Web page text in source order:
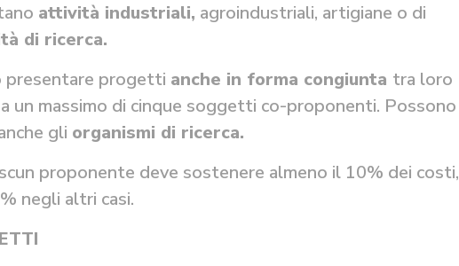
attività industriali, agroindustriali, artigiane o di
di ricerca.
presentare progetti anche in forma congiunta tra loro
un massimo di cinque soggetti co-proponenti. Possono
gli organismi di ricerca.
proponente deve sostenere almeno il 10% dei costi,
negli altri casi.